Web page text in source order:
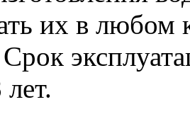
их в любом